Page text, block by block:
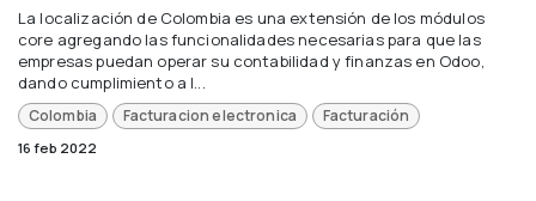
La localización de Colombia es una extensión de los módulos
core agregando las funcionalidades necesarias para que las
empresas puedan operar su contabilidad y finanzas en Odoo,
dando cumplimiento a l...
Colombia Facturacion electronica Facturación
16 feb 2022